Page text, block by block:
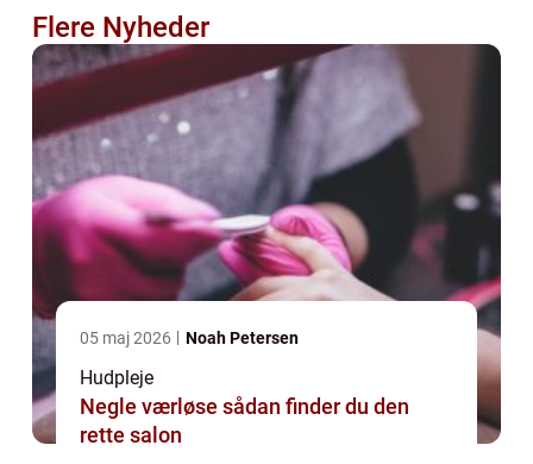
Flere Nyheder
05 maj 2026 Noah Petersen
Hudpleje
Negle værløse sådan finder du den
rette salon